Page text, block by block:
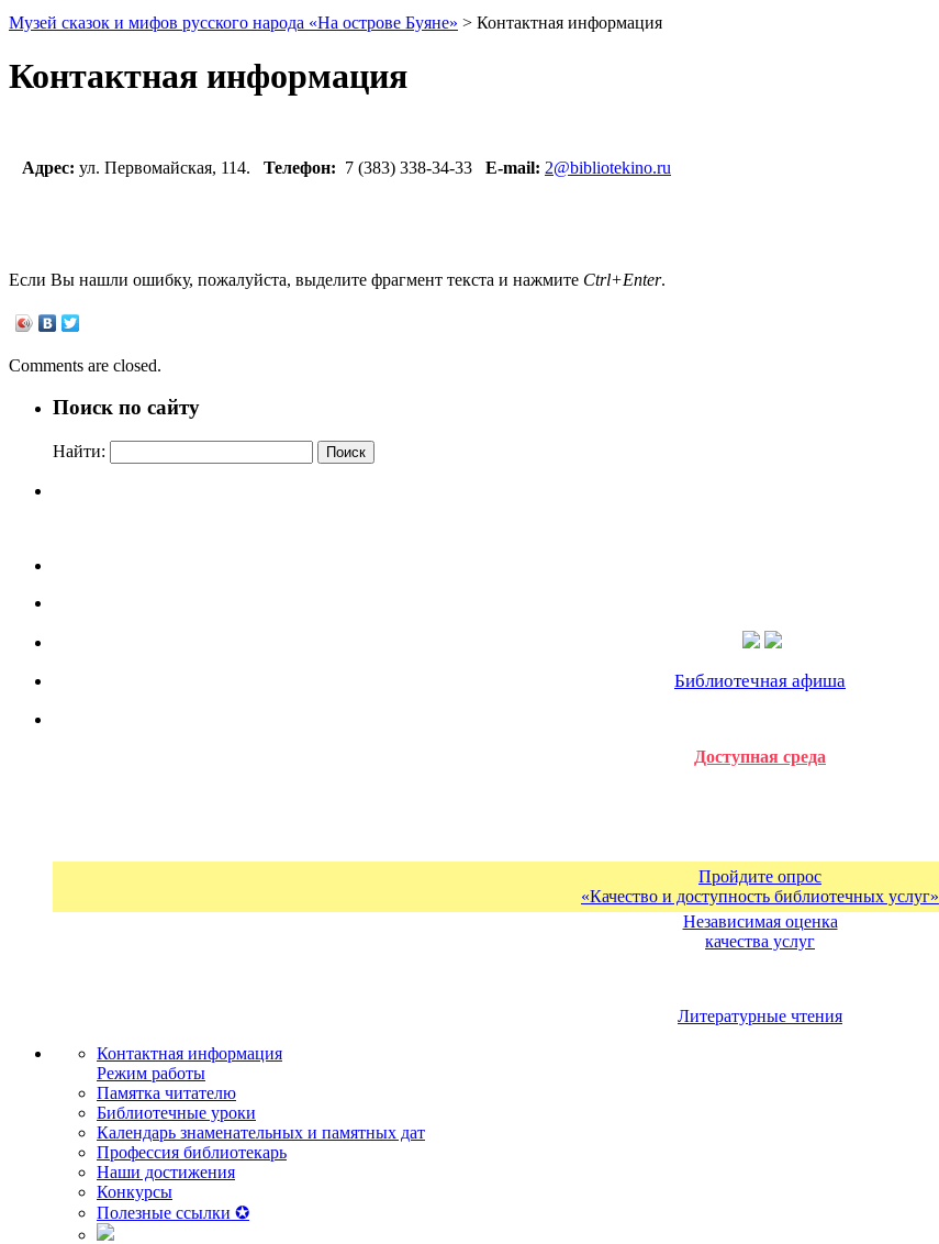
Музей сказок и мифов русского народа «На острове Буяне» > Контактная информация
Контактная информация
Адрес: ул. Первомайская, 114. Телефон: 7 (383) 338-34-33 E-mail: 2@bibliotekino.ru
Если Вы нашли ошибку, пожалуйста, выделите фрагмент текста и нажмите Ctrl+Enter.
Comments are closed.
Поиск по сайту
Найти:
Библиотечная афиша
Доступная среда
Пройдите опрос
«Качество и доступность библиотечных услуг»
Независимая оценка
качества услуг
Литературные чтения
Контактная информация
Режим работы
Памятка читателю
Библиотечные уроки
Календарь знаменательных и памятных дат
Профессия библиотекарь
Наши достижения
Конкурсы
Полезные ссылки ✪